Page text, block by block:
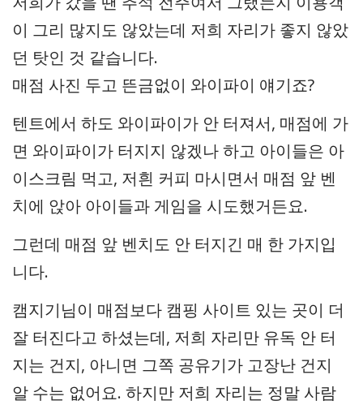
이 그리 많지도 않았는데 저희 자리가 좋지 않았
던 탓인 것 같습니다.
매점 사진 두고 뜬금없이 와이파이 얘기죠?
텐트에서 하도 와이파이가 안 터져서, 매점에 가
면 와이파이가 터지지 않겠나 하고 아이들은 아
이스크림 먹고, 저흰 커피 마시면서 매점 앞 벤
치에 앉아 아이들과 게임을 시도했거든요.
그런데 매점 앞 벤치도 안 터지긴 매 한 가지입
니다.
캠지기님이 매점보다 캠핑 사이트 있는 곳이 더
잘 터진다고 하셨는데, 저희 자리만 유독 안 터
지는 건지, 아니면 그쪽 공유기가 고장난 건지
알 수는 없어요. 하지만 저희 자리는 정말 사람